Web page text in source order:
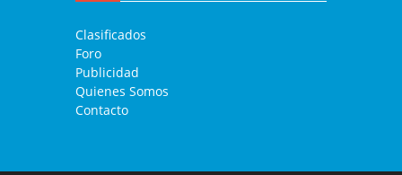
Clasificados
Foro
Publicidad
Quienes Somos
Contacto